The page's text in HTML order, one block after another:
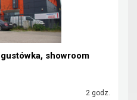
showroom
2 godz.